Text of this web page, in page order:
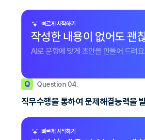
빠르게 시작하기
작성한 내용이 없어도 괜
AI로 문항에 맞게 초안을 만들어 드려요.
Q Question 04.
직무수행을 통하여 문제해결능력을
빠르게 시작하기